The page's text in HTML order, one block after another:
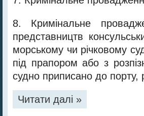
8. Кримінальне
представництв
морському чи річковому
під прапором або з
судно приписано до порту,
Читати далі »